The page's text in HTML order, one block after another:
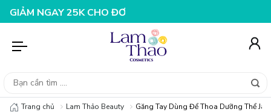
25K CHO ĐƠN HÀNG 99K
Trang chủ Lam Thảo Beauty Găng Tay Dùng Để Thoa Dưỡng Thể